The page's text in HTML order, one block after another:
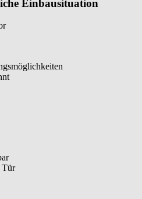
Einbausituation
Tür